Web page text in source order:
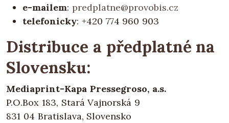
e-mailem: predplatne@provobis.cz
telefonicky: +420 774 960 903
Distribuce a předplatné na
Slovensku:
Mediaprint-Kapa Pressegroso, a.s.
P.O.Box 183, Stará Vajnorská 9
831 04 Bratislava, Slovensko